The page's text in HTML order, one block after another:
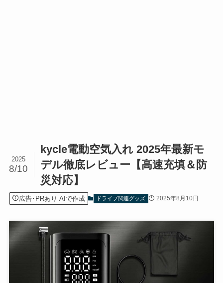
kycle電動空気入れ 2025年最新モ
デル徹底レビュー【高速充填＆防
災対応】
2025
8/10
広告･PRあり AIで作成 ドライブ関連グッズ 2025年8月10日